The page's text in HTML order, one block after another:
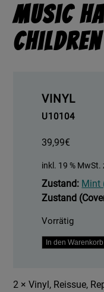
Music
Children
VINYL
U10104
39,99€
inkl. 19 % MwSt.
Zustand: Mint
Zustand
Vorrätig
Music
Right
In den Warenkorb
2 × Vinyl, Reissue,